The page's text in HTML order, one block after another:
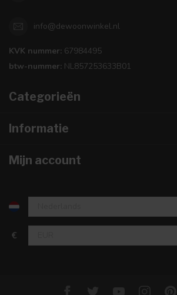
info@dewoonwinkel.nl
KVK nummer: 67984495
btw-nummer: NL857253633B01
Categorieën
Informatie
Mijn account
€